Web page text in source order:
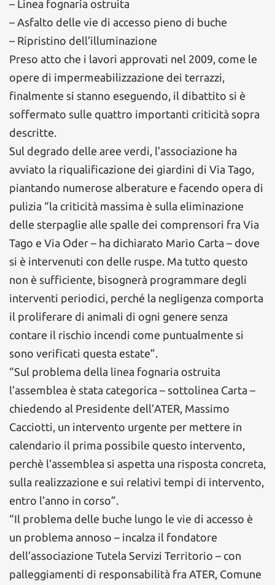
– Linea fognaria ostruita
– Asfalto delle vie di accesso pieno di buche
– Ripristino dell’illuminazione
Preso atto che i lavori approvati nel 2009, come le
opere di impermeabilizzazione dei terrazzi,
finalmente si stanno eseguendo, il dibattito si è
soffermato sulle quattro importanti criticità sopra
descritte.
Sul degrado delle aree verdi, l’associazione ha
avviato la riqualificazione dei giardini di Via Tago,
piantando numerose alberature e facendo opera di
pulizia “la criticità massima è sulla eliminazione
delle sterpaglie alle spalle dei comprensori fra Via
Tago e Via Oder – ha dichiarato Mario Carta – dove
si è intervenuti con delle ruspe. Ma tutto questo
non è sufficiente, bisognerà programmare degli
interventi periodici, perché la negligenza comporta
il proliferare di animali di ogni genere senza
contare il rischio incendi come puntualmente si
sono verificati questa estate”.
“Sul problema della linea fognaria ostruita
l’assemblea è stata categorica – sottolinea Carta –
chiedendo al Presidente dell’ATER, Massimo
Cacciotti, un intervento urgente per mettere in
calendario il prima possibile questo intervento,
perchè l’assemblea si aspetta una risposta concreta,
sulla realizzazione e sui relativi tempi di intervento,
entro l’anno in corso”.
“Il problema delle buche lungo le vie di accesso è
un problema annoso – incalza il fondatore
dell’associazione Tutela Servizi Territorio – con
palleggiamenti di responsabilità fra ATER, Comune